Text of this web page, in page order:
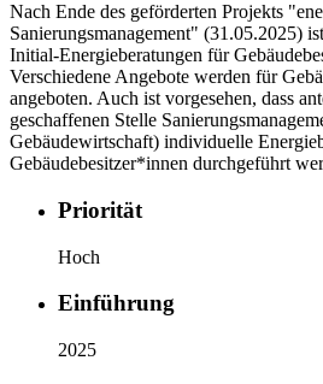
Nach Ende des geförderten Projekts
Sanierungsmanagement" (31.05.2025)
Initial-Energieberatungen für
Verschiedene Angebote werden für
angeboten. Auch ist vorgesehen, dass
geschaffenen Stelle
Gebäudewirtschaft) individuelle
Gebäudebesitzer*innen durchgeführt
Priorität
Hoch
Einführung
2025